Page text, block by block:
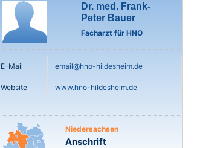
Dr. med. Frank-
Peter Bauer
Facharzt für HNO
E-Mail email@hno-hildesheim.de
Website www.hno-hildesheim.de
Niedersachsen
Anschrift